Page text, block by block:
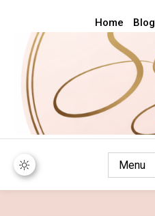
Home Blog
Style & Design
Voor als het stijlvol mag zijn
Menu